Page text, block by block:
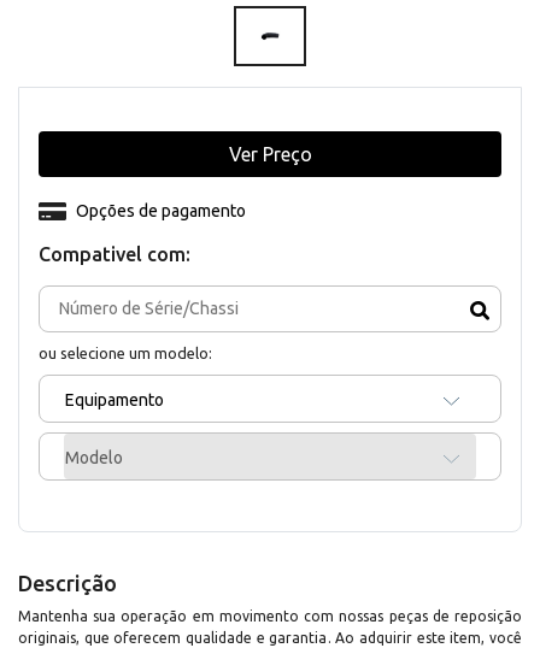
Compativel com:
ou selecione um modelo:
Equipamento
Modelo
Opções de pagamento
Ver Preço
Descrição
Mantenha sua operação em movimento com nossas peças de reposição
originais, que oferecem qualidade e garantia. Ao adquirir este item, você